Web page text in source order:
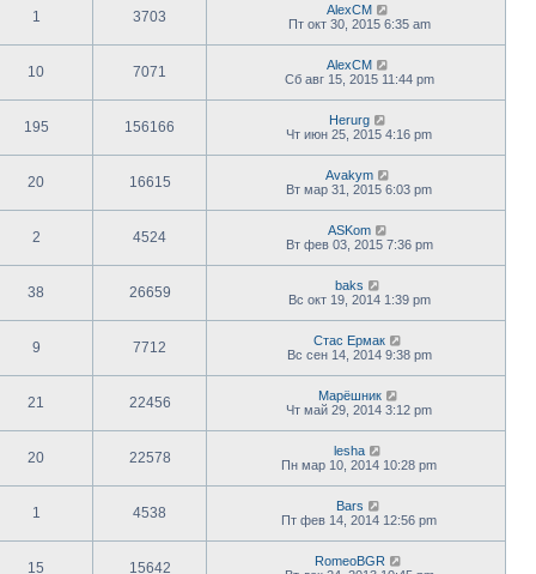
1 3703
AlexCM
Пт окт 30, 2015 6:35 am
10 7071
AlexCM
Сб авг 15, 2015 11:44 pm
195 156166
Herurg
Чт июн 25, 2015 4:16 pm
20 16615
Avakym
Вт мар 31, 2015 6:03 pm
2 4524
ASKom
Вт фев 03, 2015 7:36 pm
38 26659
baks
Вс окт 19, 2014 1:39 pm
9 7712
Стас Ермак
Вс сен 14, 2014 9:38 pm
21 22456
Марёшник
Чт май 29, 2014 3:12 pm
20 22578
lesha
Пн мар 10, 2014 10:28 pm
1 4538
Bars
Пт фев 14, 2014 12:56 pm
15 15642
RomeoBGR